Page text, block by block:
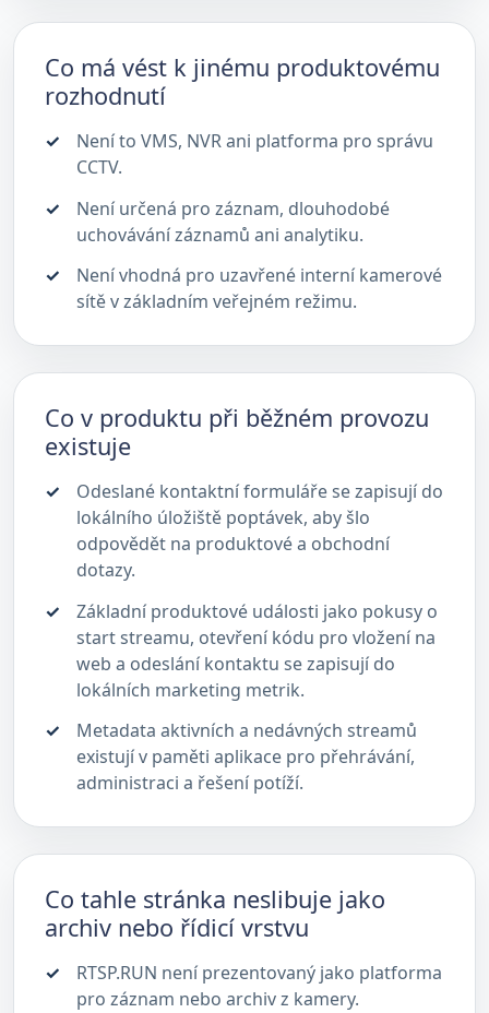
Co má vést k jinému produktovému
rozhodnutí
Není to VMS, NVR ani platforma pro správu
CCTV.
Není určená pro záznam, dlouhodobé
uchovávání záznamů ani analytiku.
Není vhodná pro uzavřené interní kamerové
sítě v základním veřejném režimu.
Co v produktu při běžném provozu
existuje
Odeslané kontaktní formuláře se zapisují do
lokálního úložiště poptávek, aby šlo
odpovědět na produktové a obchodní
dotazy.
Základní produktové události jako pokusy o
start streamu, otevření kódu pro vložení na
web a odeslání kontaktu se zapisují do
lokálních marketing metrik.
Metadata aktivních a nedávných streamů
existují v paměti aplikace pro přehrávání,
administraci a řešení potíží.
Co tahle stránka neslibuje jako
archiv nebo řídicí vrstvu
RTSP.RUN není prezentovaný jako platforma
pro záznam nebo archiv z kamery.